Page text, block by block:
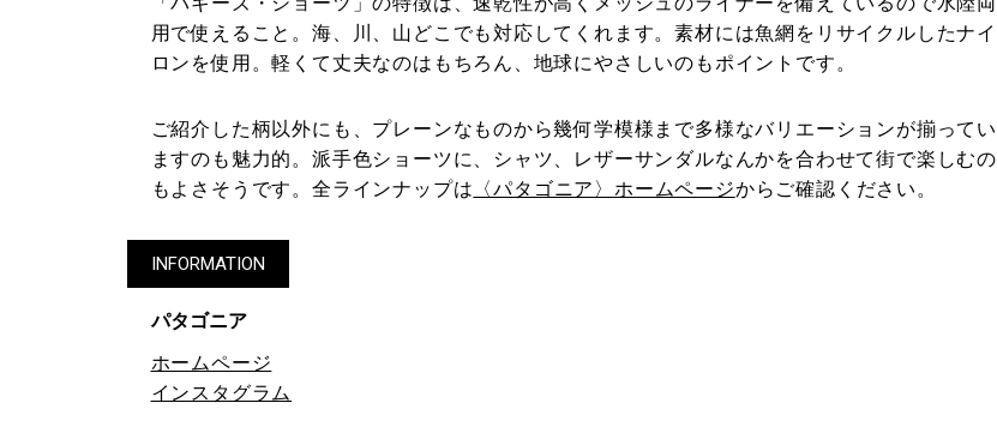
用で使えること。海、川、山どこでも対応してくれます。素材には魚網をリサイクルしたナイ
ロンを使用。軽くて丈夫なのはもちろん、地球にやさしいのもポイントです。
ご紹介した柄以外にも、プレーンなものから幾何学模様まで多様なバリエーションが揃ってい
ますのも魅力的。派手色ショーツに、シャツ、レザーサンダルなんかを合わせて街で楽しむの
もよさそうです。全ラインナップは 〈パタゴニア〉ホームページからご確認ください。
INFORMATION
パタゴニア
ホームページ
インスタグラム